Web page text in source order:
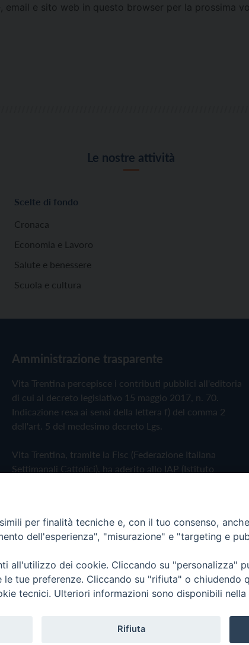
email e sito web in questo browser per la prossima
Le nostre attività
Scelte di fondo
Cronaca
Economia e Lavoro
Salute e benessere
Scuola e cultura
Amministrazione trasparente
Vita Trentina percepisce i contributi pubblici all'editoria
di cui al decreto legislativo 15 maggio 2017, n. 70.
Indicazione resa ai sensi della lettera f) del comma 2
dell'art. 5 del medesimo decreto Lgs.
Vita Trentina, tramite la Fisc (Federazione Italiana
Settimanali Cattolici), ha aderito allo IAP (Istituto
Privacy Policy Cookie Policy
Editrice
per finalità tecniche e, con il tuo consenso,
dell'esperienza", "misurazione" e "targeting e
all'utilizzo dei cookie. Cliccando su "personalizza"
tue preferenze. Cliccando su "rifiuta" o chiudendo
tecnici. Ulteriori informazioni sono disponibili nella
Rifiuta